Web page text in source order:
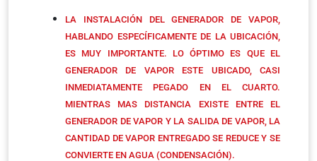
LA INSTALACIÓN DEL GENERADOR DE VAPOR,
HABLANDO ESPECÍFICAMENTE DE LA UBICACIÓN,
ES MUY IMPORTANTE. LO ÓPTIMO ES QUE EL
GENERADOR DE VAPOR ESTE UBICADO, CASI
INMEDIATAMENTE PEGADO EN EL CUARTO.
MIENTRAS MAS DISTANCIA EXISTE ENTRE EL
GENERADOR DE VAPOR Y LA SALIDA DE VAPOR, LA
CANTIDAD DE VAPOR ENTREGADO SE REDUCE Y SE
CONVIERTE EN AGUA (CONDENSACIÓN).